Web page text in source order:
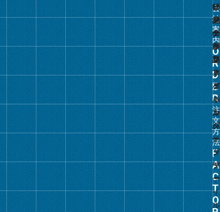
会
社
案
内
ク
注
文
方
法
グ
ル
ー
プ
リ
ン
ク
グ
ル
ー
プ
リ
リ
ジ
ナ
ル
フ
ァ
イ
ル
・
バ
イ
ン
ダ
ー
い
フ
ァ
イ
ル
・
バ
イ
ン
ダ
ー
ー
パ
ー
ク
リ
ス
タ
ル
カ
レ
ン
ダ
ー
レ
ン
ダ
ー
製
本
リ
ジ
ナ
ル
ク
リ
ア
ホ
ル
ダ
ー
・
フ
ァ
イ
ル
ビ
メ
モ
リ
の
他
の
製
品
じ
具